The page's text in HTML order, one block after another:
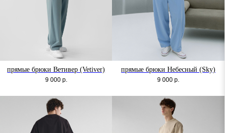
прямые брюки Ветивер (Vetiver)
9 000 р.
прямые брюки Небесный (Sky)
9 000 р.